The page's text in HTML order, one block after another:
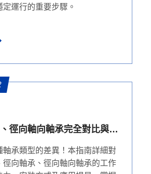
運行的重要步驟。
徑向軸向軸承完全對比與選
軸承類型的差異！本指南詳細對
徑向軸承、徑向軸向軸承的工作